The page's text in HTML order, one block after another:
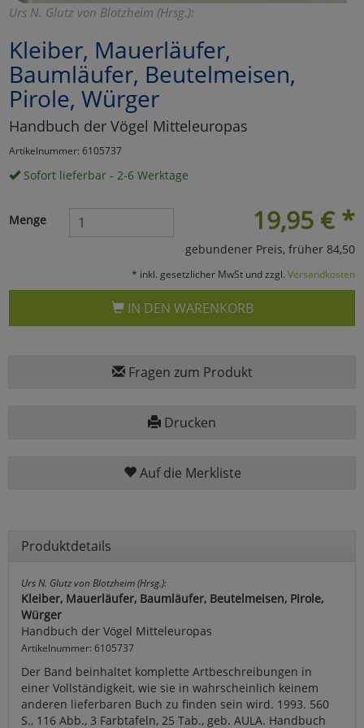
Urs N. Glutz von Blotzheim (Hrsg.):
Kleiber, Mauerläufer,
Baumläufer, Beutelmeisen,
Pirole, Würger
Handbuch der Vögel Mitteleuropas
Artikelnummer: 6105737
Sofort lieferbar - 2-6 Werktage
19,95 € *
Menge
gebundener Preis, früher 84,50
* inkl. gesetzlicher MwSt und zzgl. Versandkosten
IN DEN WARENKORB
Fragen zum Produkt
Drucken
Auf die Merkliste
Produktdetails
Urs N. Glutz von Blotzheim (Hrsg.):
Kleiber, Mauerläufer, Baumläufer, Beutelmeisen, Pirole,
Würger
Handbuch der Vögel Mitteleuropas
Artikelnummer: 6105737
Der Band beinhaltet komplette Artbeschreibungen in
einer Vollständigkeit, wie sie in wahrscheinlich keinem
anderen lieferbaren Buch zu finden sein wird. 1993. 560
S., 116 Abb., 3 Farbtafeln, 25 Tab., geb. AULA. Handbuch
Umfragetools
Cookies
Alle Akzeptieren
Cookies
Einstellungen speichern
zurück
zu Haupptseite